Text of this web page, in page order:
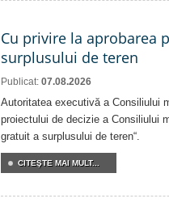
Cu privire la aprobarea
surplusului de teren
Publicat: 07.08.2026
Autoritatea executivă a Consiliului
proiectului de decizie a Consiliului
gratuit a surplusului de teren“.
CITEŞTE MAI MULT...